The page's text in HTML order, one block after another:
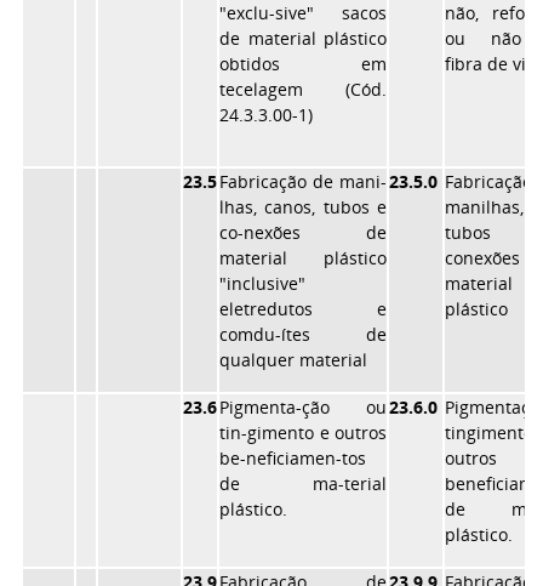
"exclu-sive" sacos
de material plástico
obtidos em
tecelagem (Cód.
24.3.3.00-1)
não,
ou não
fibra de
23.5Fabricação de mani-
lhas, canos, tubos e
co-nexões de
material plástico
"inclusive"
eletredutos e
comdu-ítes de
qualquer material
23.5.0
manilhas,
material
plástico
23.6Pigmenta-ção ou
tin-gimento e outros
be-neficiamen-tos
de ma-terial
plástico.
23.6.0
outros
de
plástico.